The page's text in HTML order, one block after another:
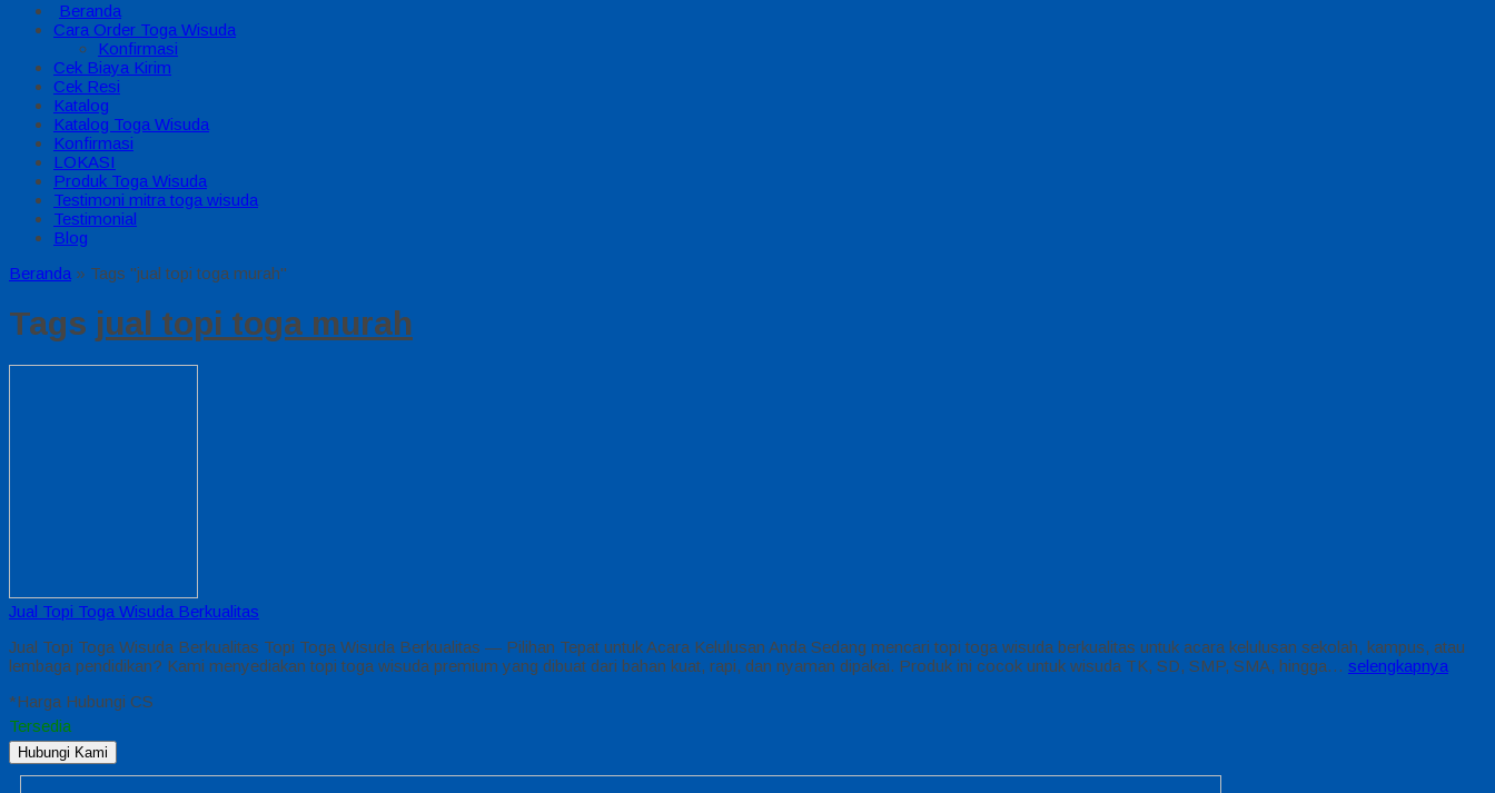
Beranda
Cara Order Toga Wisuda
Konfirmasi
Cek Biaya Kirim
Cek Resi
Katalog
Katalog Toga Wisuda
Konfirmasi
LOKASI
Produk Toga Wisuda
Testimoni mitra toga wisuda
Testimonial
Blog
Beranda » Tags "jual topi toga murah"
Tags jual topi toga murah
Jual Topi Toga Wisuda Berkualitas
Jual Topi Toga Wisuda Berkualitas Topi Toga Wisuda Berkualitas — Pilihan Tepat untuk Acara Kelulusan Anda Sedang mencari topi toga wisuda berkualitas untuk acara kelulusan sekolah, kampus, atau
lembaga pendidikan? Kami menyediakan topi toga wisuda premium yang dibuat dari bahan kuat, rapi, dan nyaman dipakai. Produk ini cocok untuk wisuda TK, SD, SMP, SMA, hingga… selengkapnya
*Harga Hubungi CS
Tersedia
Hubungi Kami